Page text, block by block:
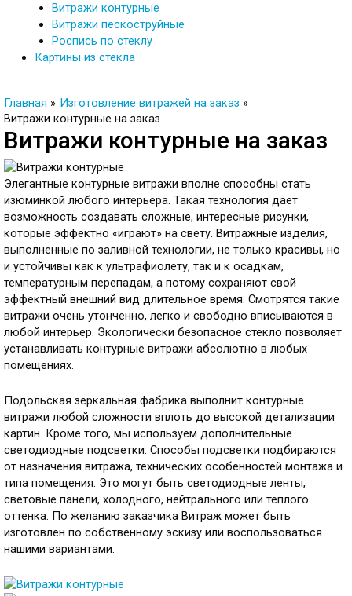
Витражи контурные
Витражи пескоструйные
Роспись по стеклу
Картины из стекла
Главная
Изготовление витражей на заказ
Витражи контурные на заказ
Витражи контурные на заказ
Элегантные контурные витражи вполне способны стать
изюминкой любого интерьера. Такая технология дает
возможность создавать сложные, интересные рисунки,
которые эффектно «играют» на свету. Витражные изделия,
выполненные по заливной технологии, не только красивы, но
и устойчивы как к ультрафиолету, так и к осадкам,
температурным перепадам, а потому сохраняют свой
эффектный внешний вид длительное время. Смотрятся такие
витражи очень утонченно, легко и свободно вписываются в
любой интерьер. Экологически безопасное стекло позволяет
устанавливать контурные витражи абсолютно в любых
помещениях.
Подольская зеркальная фабрика выполнит контурные
витражи любой сложности вплоть до высокой детализации
картин. Кроме того, мы используем дополнительные
светодиодные подсветки. Способы подсветки подбираются
от назначения витража, технических особенностей монтажа и
типа помещения. Это могут быть светодиодные ленты,
световые панели, холодного, нейтрального или теплого
оттенка. По желанию заказчика Витраж может быть
изготовлен по собственному эскизу или воспользоваться
нашими вариантами.